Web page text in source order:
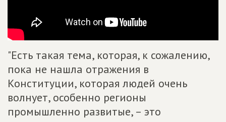
"Есть такая тема, которая, к сожалению,
пока не нашла отражения в
Конституции, которая людей очень
волнует, особенно регионы
промышленно развитые, – это